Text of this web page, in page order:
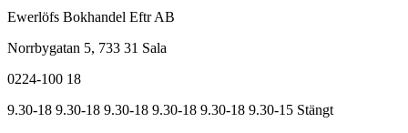
Ewerlöfs Bokhandel Eftr AB
Norrbygatan 5, 733 31 Sala
0224-100 18
9.30-18 9.30-18 9.30-18 9.30-18 9.30-18 9.30-15 Stängt